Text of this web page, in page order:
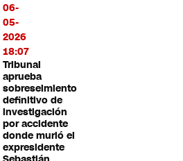
06-
05-
2026
18:07
Tribunal
aprueba
sobreseimiento
definitivo de
investigación
por accidente
donde murió el
expresidente